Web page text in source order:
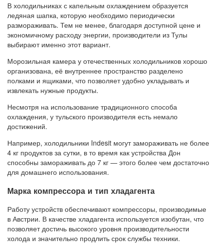
В холодильниках с капельным охлаждением образуется
ледяная шапка, которую необходимо периодически
размораживать. Тем не менее, благодаря доступной цене и
экономичному расходу энергии, производители из Тулы
выбирают именно этот вариант.
Морозильная камера у отечественных холодильников хорошо
организована, её внутреннее пространство разделено
полками и ящиками, что позволяет удобно укладывать и
извлекать нужные продукты.
Несмотря на использование традиционного способа
охлаждения, у тульского производителя есть немало
достижений.
Например, холодильники Indesit могут замораживать не более
4 кг продуктов за сутки, в то время как устройства Дон
способны замораживать до 7 кг — этого более чем достаточно
для домашнего использования.
Марка компрессора и тип хладагента
Работу устройств обеспечивают компрессоры, производимые
в Австрии. В качестве хладагента используется изобутан, что
позволяет достичь высокого уровня производительности
холода и значительно продлить срок службы техники.